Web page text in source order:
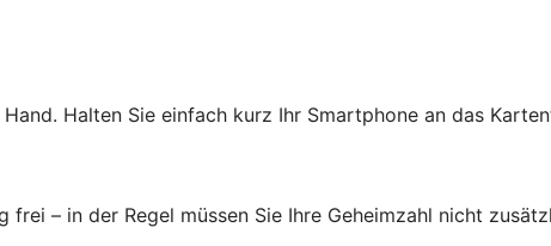
Halten Sie einfach kurz Ihr Smartphone an das
– in der Regel müssen Sie Ihre Geheimzahl nicht